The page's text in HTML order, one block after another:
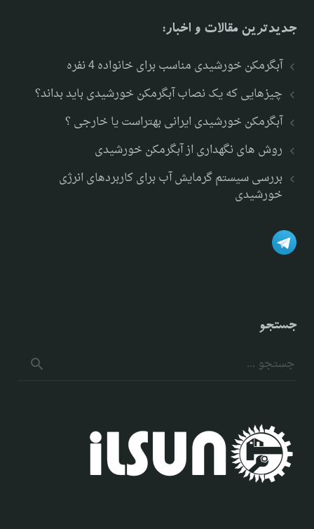
جدیدترین مقالات و اخبار:
آبگرمکن خورشیدی مناسب برای خانواده 4 نفره
چیزهایی که یک نصاب آبگرمکن خورشیدی باید بداند؟
آبگرمکن خورشیدی ایرانی بهتراست یا خارجی ؟
روش های نگهداری از آبگرمکن خورشیدی
بررسی سیستم گرمایش آب برای کاربردهای انرژی
خورشیدی
جستجو